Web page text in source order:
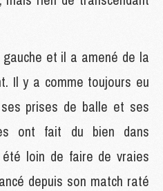
et il a amené de la
Il y a comme toujours eu
prises de balle et ses
ont fait du bien dans
loin de faire de vraies
depuis son match raté